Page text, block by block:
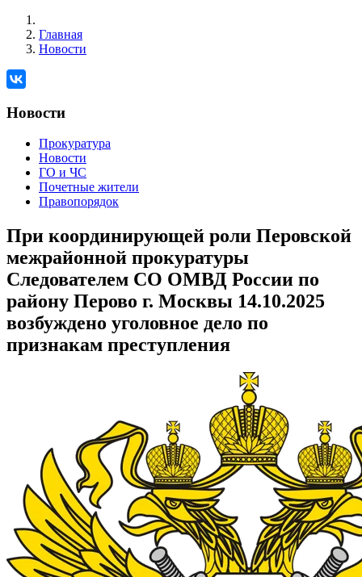
Главная
Новости
Новости
Прокуратура
Новости
ГО и ЧС
Почетные жители
Правопорядок
При координирующей роли Перовской
межрайонной прокуратуры
Следователем СО ОМВД России по
району Перово г. Москвы 14.10.2025
возбуждено уголовное дело по
признакам преступления